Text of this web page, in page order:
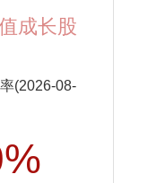
成长股
(2026-08-